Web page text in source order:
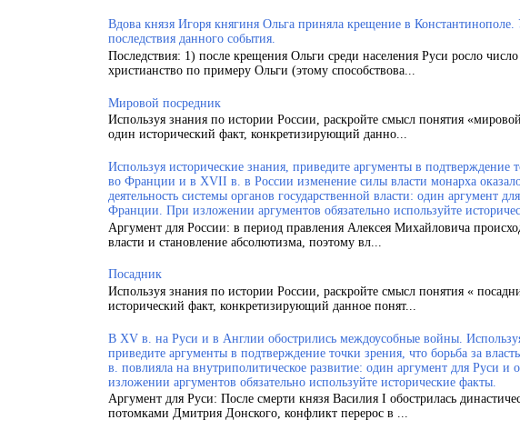
Вдова князя Игоря княгиня Ольга приняла крещение в
последствия данного события.
Последствия: 1) после крещения Ольги среди населения Руси росло
христианство по примеру Ольги (этому способствова...
Мировой посредник
Используя знания по истории России, раскройте смысл понятия
один исторический факт, конкретизирующий данно...
Используя исторические знания, приведите аргументы в подтверждение
во Франции и в XVII в. в России изменение силы власти монарха
деятельность системы органов государственной власти: один аргумент
Франции. При изложении аргументов обязательно используйте
Аргумент для России: в период правления Алексея Михайловича
власти и становление абсолютизма, поэтому вл...
Посадник
Используя знания по истории России, раскройте смысл понятия «
исторический факт, конкретизирующий данное понят...
В XV в. на Руси и в Англии обострились междоусобные войны.
приведите аргументы в подтверждение точки зрения, что борьба за
в. повлияла на внутриполитическое развитие: один аргумент для Руси
изложении аргументов обязательно используйте исторические факты.
Аргумент для Руси: После смерти князя Василия I обострилась
потомками Дмитрия Донского, конфликт перерос в ...